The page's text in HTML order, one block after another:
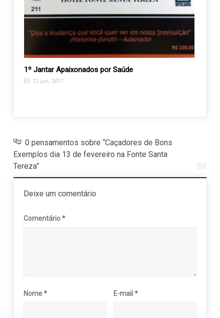
1º Jantar Apaixonados por Saúde
21 jun, 2017
0 pensamentos sobre “Caçadores de Bons
Exemplos dia 13 de fevereiro na Fonte Santa
Tereza”
Deixe um comentário
Comentário*
Nome* E-mail*